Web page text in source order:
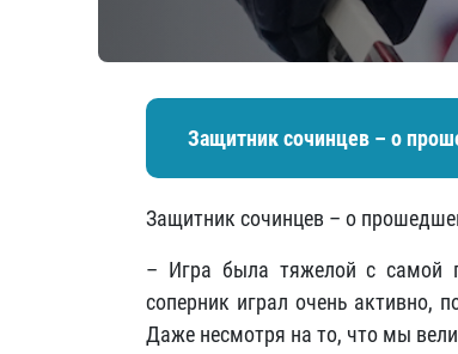
Защитник сочинцев – о
Защитник сочинцев – о
– Игра была тяжелой с самой
соперник играл очень активно,
Даже несмотря на то, что мы